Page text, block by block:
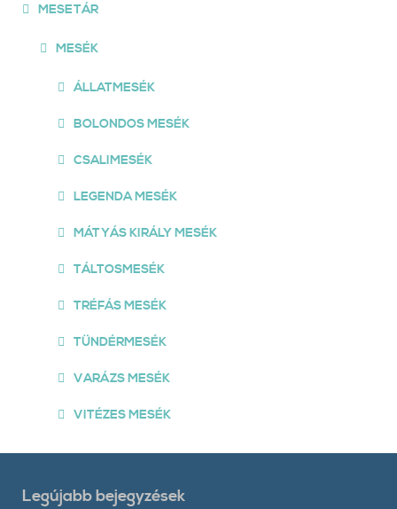
MESETÁR
MESÉK
ÁLLATMESÉK
BOLONDOS MESÉK
CSALIMESÉK
LEGENDA MESÉK
MÁTYÁS KIRÁLY MESÉK
TÁLTOSMESÉK
TRÉFÁS MESÉK
TÜNDÉRMESÉK
VARÁZS MESÉK
VITÉZES MESÉK
Legújabb bejegyzések